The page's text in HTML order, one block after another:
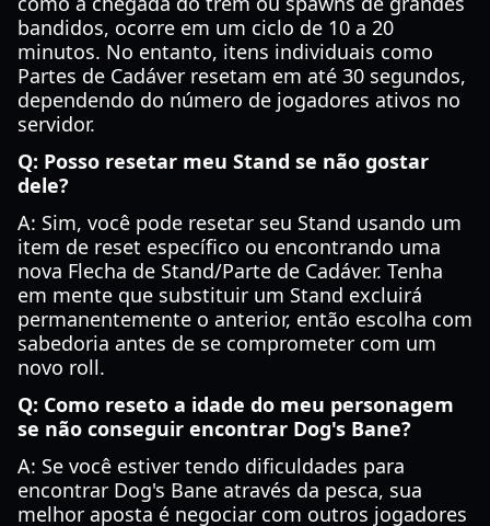
bandidos, ocorre em um ciclo de 10 a 20
minutos. No entanto, itens individuais como
Partes de Cadáver resetam em até 30 segundos,
dependendo do número de jogadores ativos no
servidor.
Q: Posso resetar meu Stand se não gostar
dele?
A: Sim, você pode resetar seu Stand usando um
item de reset específico ou encontrando uma
nova Flecha de Stand/Parte de Cadáver. Tenha
em mente que substituir um Stand excluirá
permanentemente o anterior, então escolha com
sabedoria antes de se comprometer com um
novo roll.
Q: Como reseto a idade do meu personagem
se não conseguir encontrar Dog's Bane?
A: Se você estiver tendo dificuldades para
encontrar Dog's Bane através da pesca, sua
melhor aposta é negociar com outros jogadores